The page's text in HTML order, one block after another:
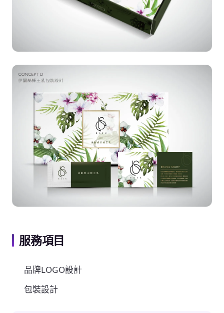
服務項目
品牌LOGO設計
包裝設計